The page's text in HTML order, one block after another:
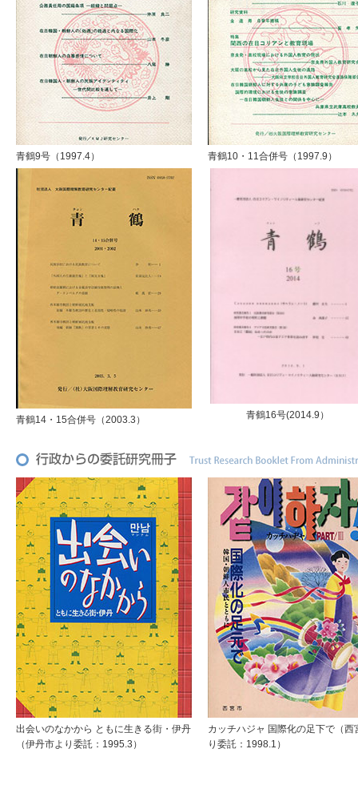
青鶴9号（1997.4） 青鶴10・11合併号（1997.9）
青鶴14・15合併号（2003.3） 青鶴16号(2014.9）
出会いのなかから ともに生きる街・伊丹
（伊丹市より委託：1995.3）
カッチハジャ 国際化の足下で（西
り委託：1998.1）